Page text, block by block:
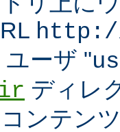
http://
ーザ "
ディレ
ンテン